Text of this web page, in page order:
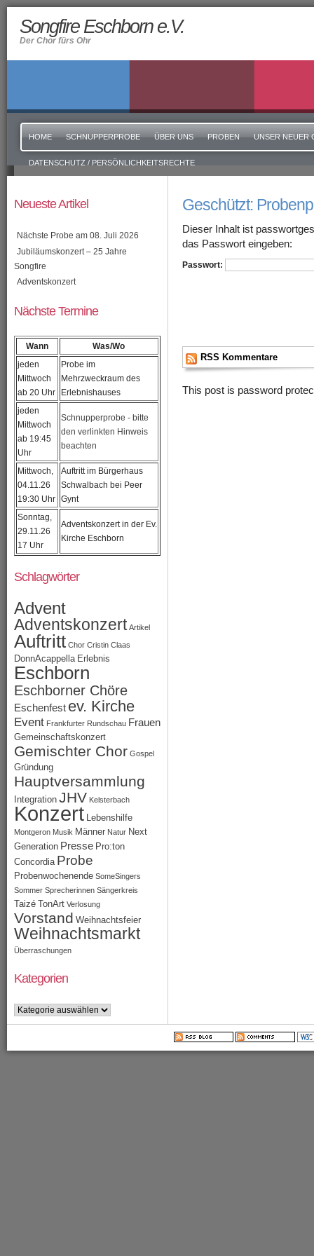
Songfire Eschborn e.V.
Der Chor fürs Ohr
HOME SCHNUPPERPROBE ÜBER UNS PROBEN UNSER NEUER
DATENSCHUTZ / PERSÖNLICHKEITSRECHTE
Geschützt:
Dieser Inhalt ist
das Passwort eingeben:
Passwort:
RSS Kommentare
This post is password
Neueste Artikel
Nächste Probe am 08. Juli 2026
Jubiläumskonzert – 25 Jahre
Songfire
Adventskonzert
Nächste Termine
Wann
Was/Wo
jeden
Mittwoch
ab 20 Uhr
Probe im
Mehrzweckraum des
Erlebnishauses
jeden
Mittwoch
ab 19:45
Uhr
Schnupperprobe - bitte
den verlinkten Hinweis
beachten
Mittwoch,
04.11.26
19:30 Uhr
Auftritt im Bürgerhaus
Schwalbach bei Peer
Gynt
Sonntag,
29.11.26
17 Uhr
Adventskonzert in der Ev.
Kirche Eschborn
Schlagwörter
Advent
Adventskonzert Artikel
Auftritt Chor Cristin Claas
DonnAcappella Erlebnis
Eschborn
Eschborner Chöre
Eschenfest ev. Kirche
Event Frankfurter Rundschau Frauen
Gemeinschaftskonzert
Gemischter Chor Gospel
Gründung
Hauptversammlung
Integration JHV Kelsterbach
Konzert Lebenshilfe
Montgeron Musik Männer Natur Next
Generation Presse Pro:ton
Concordia Probe
Probenwochenende SomeSingers
Sommer Sprecherinnen Sängerkreis
Taizé TonArt Verlosung
Vorstand Weihnachtsfeier
Weihnachtsmarkt
Überraschungen
Kategorien
Kategorien